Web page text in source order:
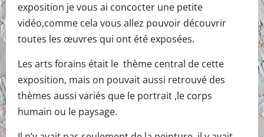
exposition je vous ai concocter une petite
vidéo,comme cela vous allez pouvoir découvrir
toutes les œuvres qui ont été exposées.
Les arts forains était le thème central de cette
exposition, mais on pouvait aussi retrouvé des
thèmes aussi variés que le portrait ,le corps
humain ou le paysage.